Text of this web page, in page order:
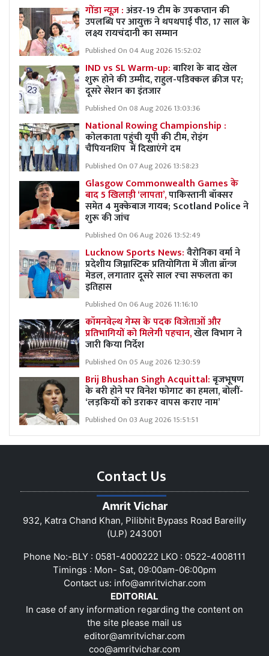
गोंडा न्यूज़ :अंडर-19 टीम के उपकप्तान की
उपलब्धि पर आयुक्त ने थपथपाई पीठ, 17 साल के
लक्ष्य रायचंदानी का सम्मान
Published On 04 Aug 2026 15:52:02
IND vs SL Warm-up:बारिश के बाद खेल
शुरू होने की उम्मीद, राहुल-पडिक्कल क्रीज पर;
दूसरे सेशन का इंतजार
Published On 08 Aug 2026 13:03:36
National Rowing Championship :
कोलकाता पहुंची यूपी की टीम, रोइंग
चैंपियनशिप में दिखाएंगे दम
Published On 07 Aug 2026 13:58:23
Glasgow Commonwealth Games के
बाद 5 खिलाड़ी ‘लापता’,पाकिस्तानी बॉक्सर
समेत 4 मुक्केबाज गायब; Scotland Police ने
शुरू की जांच
Published On 06 Aug 2026 13:52:49
Lucknow Sports News:वैरोनिका वर्मा ने
प्रदेशीय जिम्नास्टिक प्रतियोगिता में जीता ब्रॉन्ज
मेडल, लगातार दूसरे साल रचा सफलता का
इतिहास
Published On 06 Aug 2026 11:16:10
कॉमनवेल्थ गेम्स के पदक विजेताओं और
प्रतिभागियों को मिलेगी पहचान,खेल विभाग ने
जारी किया निर्देश
Published On 05 Aug 2026 12:30:59
Brij Bhushan Singh Acquittal:बृजभूषण
के बरी होने पर विनेश फोगाट का हमला, बोलीं-
‘लड़कियों को डराकर वापस कराए नाम’
Published On 03 Aug 2026 15:51:51
Contact Us
Amrit Vichar
932, Katra Chand Khan, Pilibhit Bypass Road Bareilly
(U.P) 243001
Phone No:-BLY : 0581-4000222 LKO : 0522-4008111
Timings : Mon- Sat, 09:00am-06:00pm
Contact us: info@amritvichar.com
EDITORIAL
In case of any information regarding the content on
the site please mail us
editor@amritvichar.com
coo@amritvichar.com